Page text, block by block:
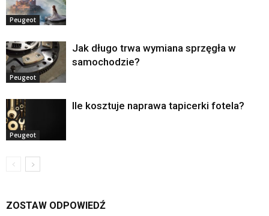
Peugeot
Peugeot
Jak długo trwa wymiana sprzęgła w
samochodzie?
Peugeot
Ile kosztuje naprawa tapicerki fotela?
ZOSTAW ODPOWIEDŹ